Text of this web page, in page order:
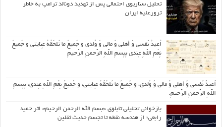
تحلیل سناریوی احتمالی پس از تهدید دونالد ترامپ به خاطر
ترورعلیه ایران
اُعیذُ نَفسی وَ أهلی وَ مالی وَ وُلدی و جَمیعَ ما تَلحَقُهُ عِنایتی و جَمیعَ
نِعَمِ اللّهِ عِندی بِبِسمِ اللّهِ الرَّحمنِ الرَّحیمِ
اُعیذُ نَفسی وَ أهلی وَ مالی وَ وُلدی، و جَمیعَ ما تَلحَقُهُ عِنایتی، و جَمیعَ نِعَمِ اللّهِ عِندی، بِبِسمِ
اللّهِ الرَّحمنِ الرَّحیمِ.
بازخوانی تحلیلی تابلوی «بسم الله الرحمن الرحیم» اثر حمید
رابعی؛ از هندسه نقطه تا تجسم حدیث ثقلین